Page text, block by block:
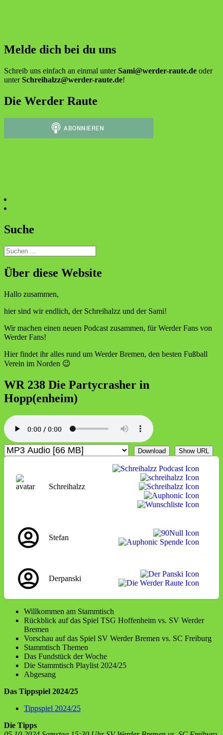
Melde dich bei du uns
Schreib uns einfach an einmal unterSami@werder-raute.de oder
unterSchreihalzz@werder-raute.de!
Die Werder Raute
Suche
Suchen
nach:
Über diese Website
Hallo zusammen,
hier sind wir endlich, der Schreihalzz und der Sami!
Wir machen einen neuen Podcast zusammen, für Werder Fans von
Werder Fans!
Hier findet ihr alles rund um Werder Bremen, den besten Fußball
Verein im Norden 😉
WR 238 Die Partycrasher in
Hopp(enheim)
Download Show URL
Schreihalzz
Stefan
Derpanski
Willkommen am Stammtisch
Rückblick auf das Spiel TSG Hoffenheim vs. SV Werder
Bremen
Vorschau auf das Spiel SV Werder Bremen vs. SC Freiburg
Stammtisch Themen
Das Fundstück der Woche
Die Stammtisch Playlist 2024/25
Abgesang
Das Tippspiel 2024/25
Tippspiel 2024/25
Die Tipps